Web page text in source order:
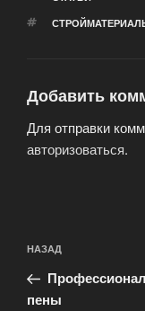
МЕТКИ
Добавить
Для отправки
авторизоваться.
по
записям
Предыдущая
запись:
НАЗАД
пены